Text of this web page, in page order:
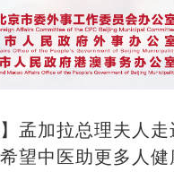
】孟加拉总理夫人
望中医助更多人健